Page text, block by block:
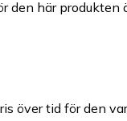
den här produkten
över tid för den